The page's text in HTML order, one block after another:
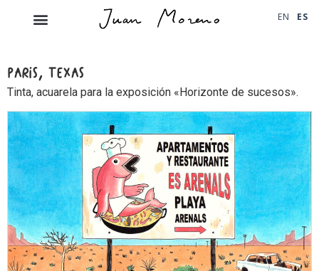
EN ES
PARIS, TEXAS
Tinta, acuarela para la exposición «Horizonte de sucesos».